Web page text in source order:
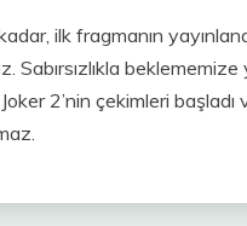
ilk fragmanın
Sabırsızlıkla beklememize
2’nin çekimleri başladı